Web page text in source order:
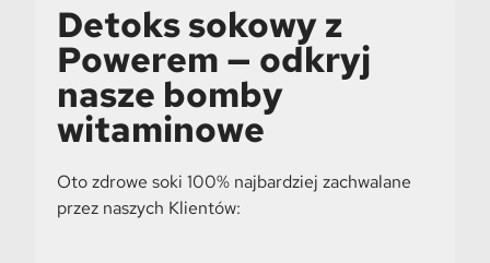
Detoks sokowy z
Powerem — odkryj
nasze bomby
witaminowe
Oto zdrowe soki 100% najbardziej zachwalane
przez naszych Klientów: